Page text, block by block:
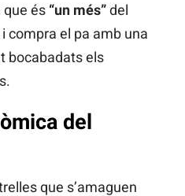
que és “un més”del
compra el pa amb una
bocabadats els
del
que s’amaguen